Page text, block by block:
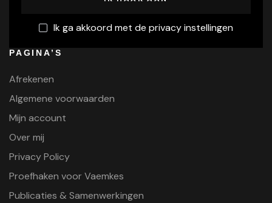
Ik ga akkoord met de privacy instellingen
PAGINA’S
Afrekenen
Algemene voorwaarden
Mijn account
Over mij
Privacy Policy
Proefhaken voor Vaemkes
Publicaties & Samenwerkingen